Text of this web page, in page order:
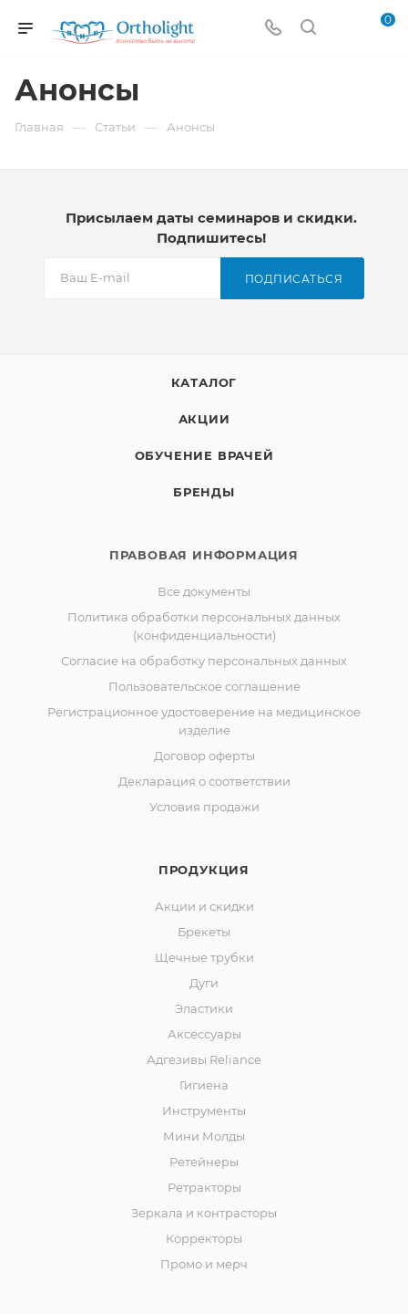
0
Анонсы
Главная — Статьи — Анонсы
Присылаем даты семинаров и скидки.
Подпишитесь!
ПОДПИСАТЬСЯ
КАТАЛОГ
АКЦИИ
ОБУЧЕНИЕ ВРАЧЕЙ
БРЕНДЫ
ПРАВОВАЯ ИНФОРМАЦИЯ
Все документы
Политика обработки персональных данных
(конфиденциальности)
Согласие на обработку персональных данных
Пользовательское соглашение
Регистрационное удостоверение на медицинское
изделие
Договор оферты
Декларация о соответствии
Условия продажи
ПРОДУКЦИЯ
Акции и скидки
Брекеты
Щечные трубки
Дуги
Эластики
Аксессуары
Адгезивы Reliance
Гигиена
Инструменты
Мини Молды
Ретейнеры
Ретракторы
Зеркала и контраcторы
Корректоры
Промо и мерч